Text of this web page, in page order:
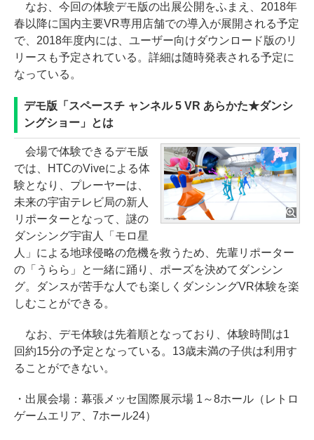
なお、今回の体験デモ版の出展公開をふまえ、2018年
春以降に国内主要VR専用店舗での導入が展開される予定
で、2018年度内には、ユーザー向けダウンロード版のリ
リースも予定されている。詳細は随時発表される予定に
なっている。
デモ版「スペースチ ャンネル 5 VR あらかた★ダンシ
ングショー」とは
会場で体験できるデモ版
では、HTCのViveによる体
験となり、プレーヤーは、
未来の宇宙テレビ局の新人
リポーターとなって、謎の
ダンシング宇宙人「モロ星
人」による地球侵略の危機を救うため、先輩リポーター
の「うらら」と一緒に踊り、ポーズを決めてダンシン
グ。ダンスが苦手な人でも楽しくダンシングVR体験を楽
しむことができる。
なお、デモ体験は先着順となっており、体験時間は1
回約15分の予定となっている。13歳未満の子供は利用す
ることができない。
・出展会場：幕張メッセ国際展示場 1～8ホール（レトロ
ゲームエリア、7ホール24）